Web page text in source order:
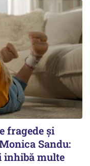
fragede și
Sandu:
inhibă multe